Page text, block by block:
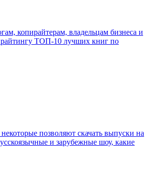
копирайтерам, владельцам бизнеса и
ТОП-10 лучших книг по
позволяют скачать выпуски на
и зарубежные шоу, какие